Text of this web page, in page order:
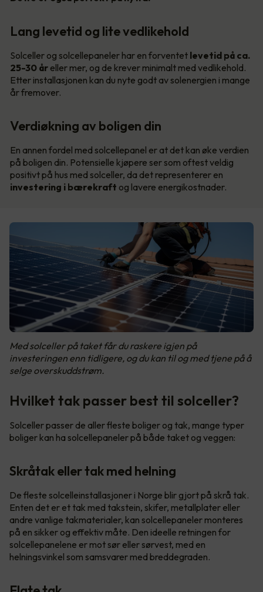
Lang levetid og lite vedlikehold
Solceller og solcellepaneler har en forventet levetid på ca.
25-30 år eller mer, og de krever minimalt med vedlikehold.
Etter installasjonen kan du nyte godt av solenergien i mange
år fremover.
Verdiøkning av boligen din
En annen fordel med solcellepanel er at det kan øke verdien
på boligen din. Potensielle kjøpere ser som oftest veldig
positivt på hus med solceller, da det representerer en
investering i bærekraft og lavere energikostnader.
Med solceller på taket får du raskere igjen på
investeringen enn tidligere, og du kan til og med tjene på å
selge overskuddstrøm.
Hvilket tak passer best til solceller?
Solceller passer de aller fleste boliger og tak, mange typer
boliger kan ha solcellepaneler på både taket og veggen:
Skråtak eller tak med helning
De fleste solcelleinstallasjoner i Norge blir gjort på skrå tak.
Enten det er et tak med takstein, skifer, metallplater eller
andre vanlige takmaterialer, kan solcellepaneler monteres
på en sikker og effektiv måte. Den ideelle retningen for
solcellepanelene er mot sør eller sørvest, med en
helningsvinkel som samsvarer med breddegraden.